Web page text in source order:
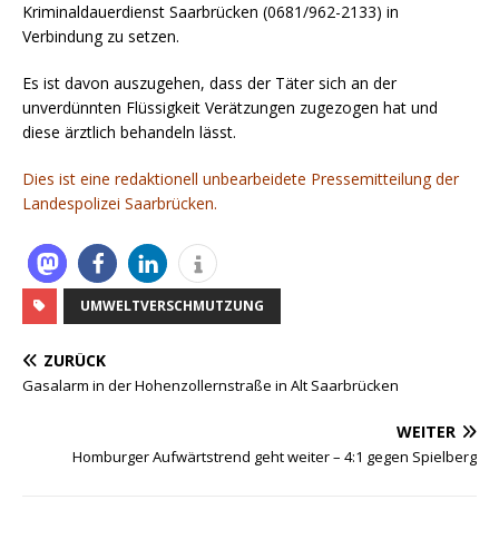
Kriminaldauerdienst Saarbrücken (0681/962-2133) in
Verbindung zu setzen.
Es ist davon auszugehen, dass der Täter sich an der
unverdünnten Flüssigkeit Verätzungen zugezogen hat und
diese ärztlich behandeln lässt.
Dies ist eine redaktionell unbearbeidete Pressemitteilung der
Landespolizei Saarbrücken.
UMWELTVERSCHMUTZUNG
ZURÜCK
Gasalarm in der Hohenzollernstraße in Alt Saarbrücken
WEITER
Homburger Aufwärtstrend geht weiter – 4:1 gegen Spielberg